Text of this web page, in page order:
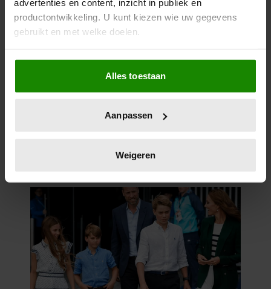
advertenties en content, inzicht in publiek en
productontwikkeling. U kunt kiezen wie uw gegevens
gebruikt en met welke doelen.
Als u het toestaat, willen we ook graag:
Informatie verzamelen over uw geografische
locatie, die tot een paar meter nauwkeurig kan zijn
scannen op specifieke eigenschappen (fingerprinting)
verwerkt en stel uw voorkeuren in het
intrekken in de Cookieverklaring.
We gebruiken cookies om content en advertenties te
personaliseren, om functies voor social media te bieden
en om ons websiteverkeer te analyseren. Ook delen we
informatie over uw gebruik van onze site met onze
partners voor social media, adverteren en analyse. Deze
partners kunnen deze gegevens combineren met andere
Alles toestaan
Aanpassen
Weigeren